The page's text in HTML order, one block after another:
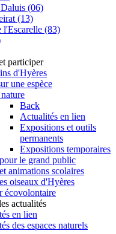
(06)
(13)
l'Escarelle (83)
participer
d'Hyères
une espèce
Back
Actualités en lien
Expositions et outils
permanents
Expositions temporaires
le grand public
animations scolaires
oiseaux d'Hyères
écovolontaire
actualités
en lien
des espaces naturels